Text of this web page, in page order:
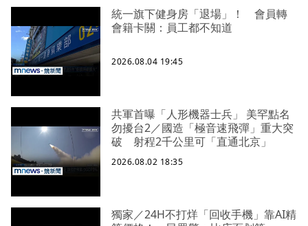
統一旗下健身房「退場」！ 會員轉
會籍卡關：員工都不知道
2026.08.04 19:45
共軍首曝「人形機器士兵」 美罕點名
勿擾台2／國造「極音速飛彈」重大突
破 射程2千公里可「直通北京」
2026.08.02 18:35
獨家／24H不打烊「回收手機」靠AI精